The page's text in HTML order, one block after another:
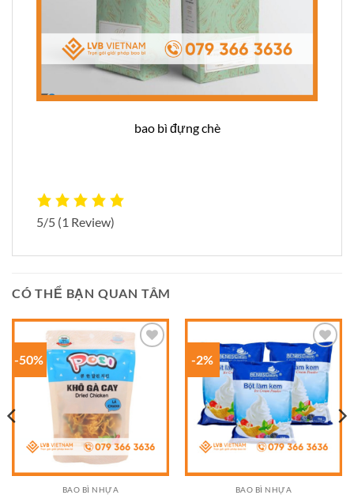
bao bì đựng chè
5/5 (1 Review)
CÓ THỂ BẠN QUAN TÂM
-50%
wishlist
BAO BÌ NHỰA
-2%
Add to
wishlist
BAO BÌ NHỰA